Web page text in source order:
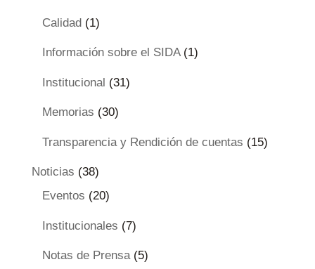
Calidad(1)
Información sobre el SIDA(1)
Institucional (31)
Memorias (30)
Transparencia y Rendición de cuentas (15)
Noticias (38)
Eventos (20)
Institucionales (7)
Notas de Prensa(5)